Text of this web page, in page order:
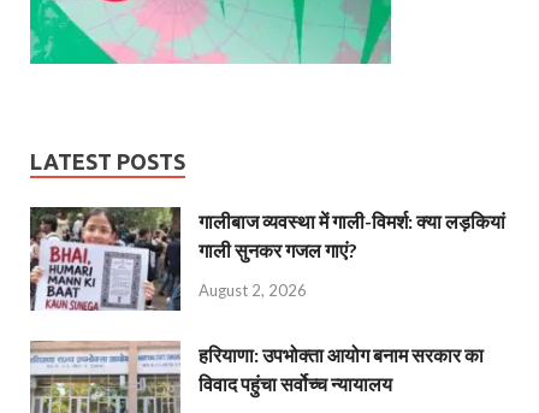
LATEST POSTS
गालीबाज व्‍यवस्‍था में गाली-विमर्श: क्या लड़कियां
गाली सुनकर गजल गाएं?
August 2, 2026
हरियाणा: उपभोक्ता आयोग बनाम सरकार का
विवाद पहुंचा सर्वोच्च न्यायालय